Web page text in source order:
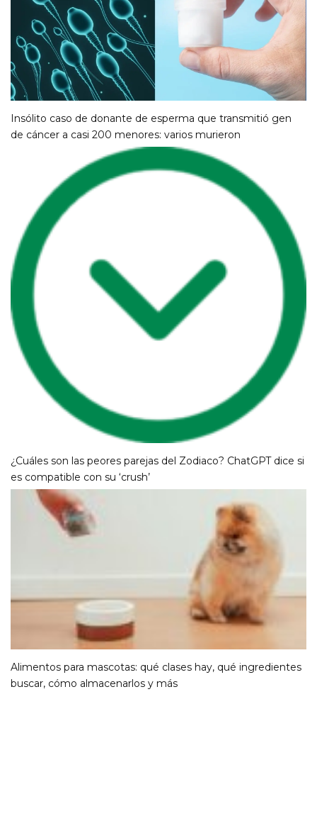
Insólito caso de donante de esperma que transmitió gen
de cáncer a casi 200 menores: varios murieron
¿Cuáles son las peores parejas del Zodiaco? ChatGPT dice si
es compatible con su ‘crush’
Alimentos para mascotas: qué clases hay, qué ingredientes
buscar, cómo almacenarlos y más